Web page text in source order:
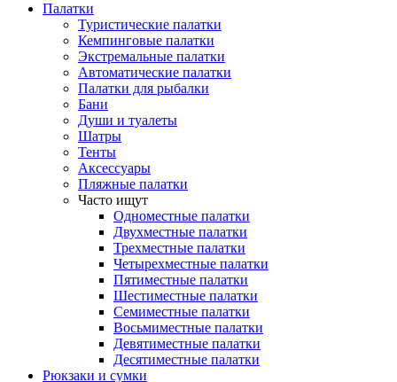
Палатки
Туристические палатки
Кемпинговые палатки
Экстремальные палатки
Автоматические палатки
Палатки для рыбалки
Бани
Души и туалеты
Шатры
Тенты
Аксессуары
Пляжные палатки
Часто ищут
Одноместные палатки
Двухместные палатки
Трехместные палатки
Четырехместные палатки
Пятиместные палатки
Шестиместные палатки
Семиместные палатки
Восьмиместные палатки
Девятиместные палатки
Десятиместные палатки
Рюкзаки и сумки